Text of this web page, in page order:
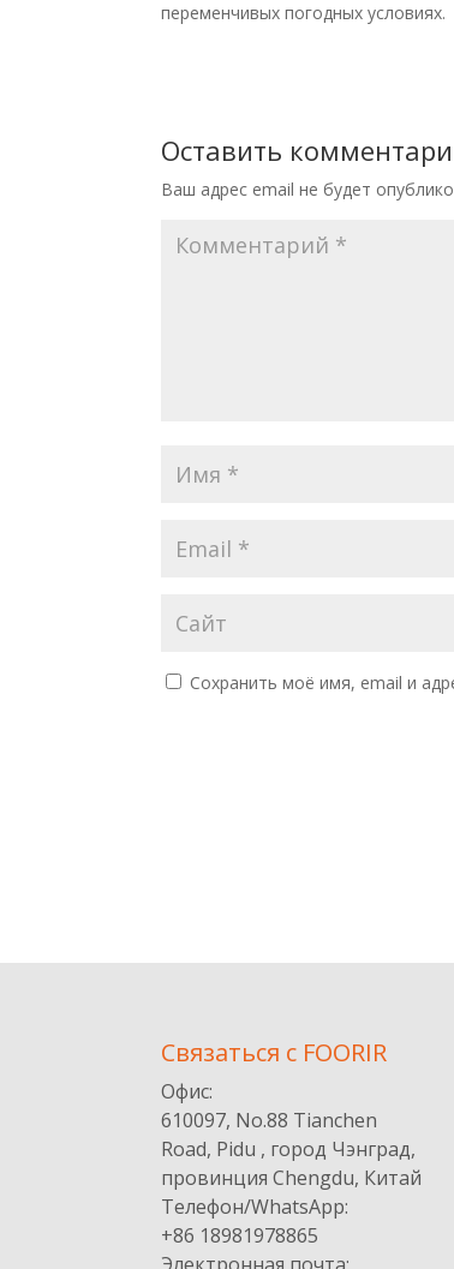
переменчивых погодных условиях.
Оставить
Ваш адрес email не будет
Сохранить моё имя, email и
Cвязаться с FOORIR
Офис:
610097, No.88 Tianchen
Road, Pidu , город Чэнград,
провинция Chengdu, Китай
Телефон/WhatsApp:
+86 18981978865
Электронная почта: